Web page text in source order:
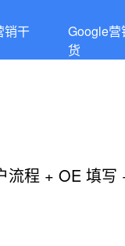
销干
Google营
货
程 + OE 填写